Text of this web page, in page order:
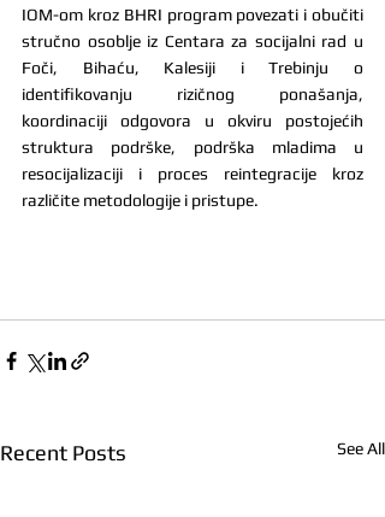
IOM-om kroz BHRI program povezati i obučiti
stručno osoblje iz Centara za socijalni rad u
Foči, Bihaću, Kalesiji i Trebinju o
identifikovanju rizičnog ponašanja,
koordinaciji odgovora u okviru postojećih
struktura podrške, podrška mladima u
resocijalizaciji i proces reintegracije kroz
različite metodologije i pristupe.
Recent Posts See All